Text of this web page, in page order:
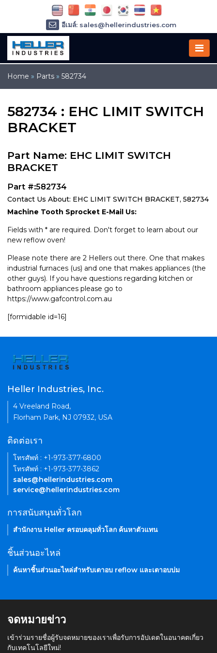
Home » Parts » 582734
582734 : EHC LIMIT SWITCH
BRACKET
Part Name: EHC LIMIT SWITCH
BRACKET
Part #:582734
Contact Us About: EHC LIMIT SWITCH BRACKET, 582734
Machine Tooth Sprocket E-Mail Us:
Fields with * are required. Don't forget to learn about our
new reflow oven!
Please note there are 2 Hellers out there. One that makes
industrial furnaces (us) and one that makes appliances (the
other guys). If you have questions regarding kitchen or
bathroom appliances please go to
https://www.gafcontrol.com.au
[formidable id=16]
อีเมล์: sales@hellerindustries.com
อีเมล์: service@hellerindustries.com
โทรศัพท์ :
Heller Industries, Inc.
4 Vreeland Road,
Florham Park, NJ 07932, USA
ติดต่อเรา
โทรศัพท์ : +1-973-377-6800
โทรศัพท์ : +1-973-377-3862
sales@hellerindustries.com
service@hellerindustries.com
การสนับสนุนทั่วโลก
สำนักงาน Heller ครอบคลุมทั่วโลก ค้นหาตัวแทน
ชิ้นส่วนอะไหล่
ค้นหาชิ้นส่วนอะไหล่สำหรับเตาอบ reflow และเตาอบบ่ม
จดหมายข่าว
เข้าร่วมรายชื่อผู้รับจดหมายของเราเพื่อรับการอัปเดตในอนาคตเกี่ยว
กับเทคโนโลยีใหม่!